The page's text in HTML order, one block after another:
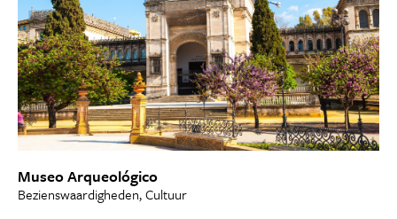
Museo Arqueológico
Bezienswaardigheden, Cultuur